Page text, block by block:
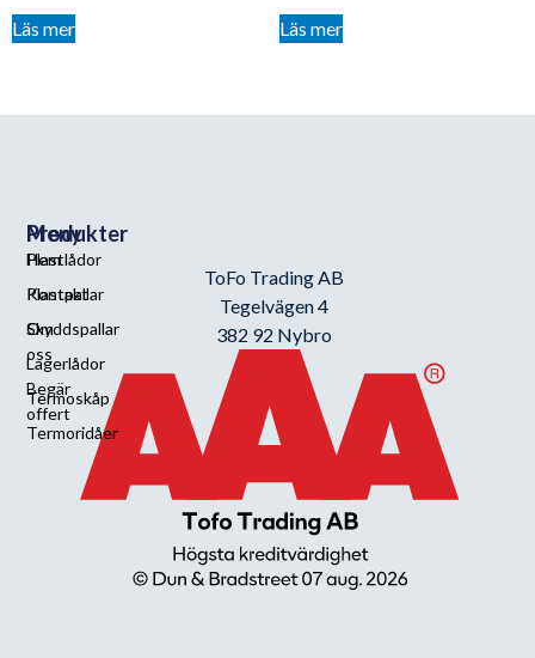
Läs mer Läs mer
Meny
Hem
Kontakt
Om
oss
Begär
offert
Produkter
Plastlådor
Plastpallar
Skyddspallar
Lagerlådor
Termoskåp
Termoridåer
ToFo Trading AB
Tegelvägen 4
382 92 Nybro